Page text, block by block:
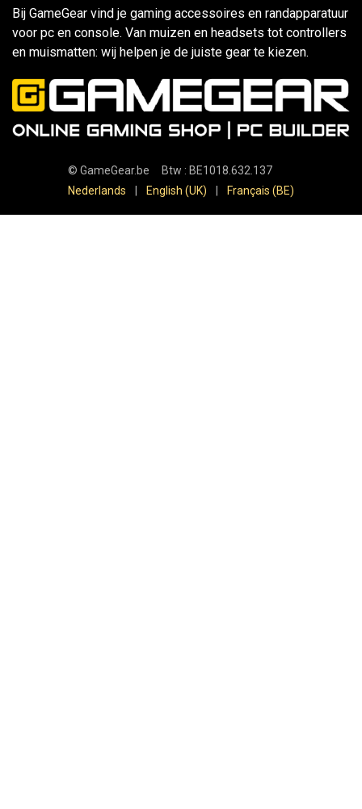
Bij GameGear vind je gaming accessoires en randapparatuur
voor pc en console. Van muizen en headsets tot controllers
en muismatten: wij helpen je de juiste gear te kiezen.
© GameGear.be Btw : BE1018.632.137
Nederlands
English (UK) Français (BE)